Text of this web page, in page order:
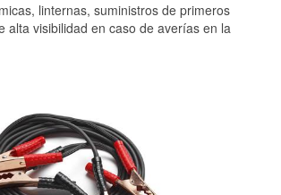
linternas, suministros de primeros
alta visibilidad en caso de averías en la